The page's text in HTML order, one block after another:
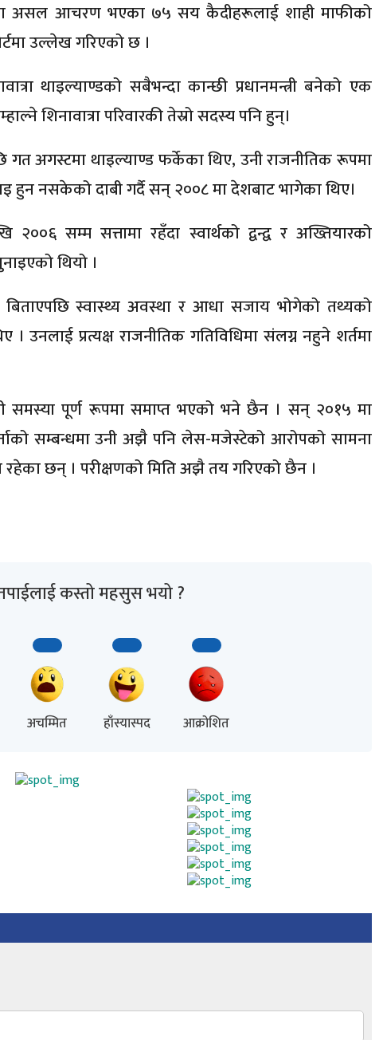
असल आचरण भएका ७५ सय कैदीहरूलाई शाही माफीको
उल्लेख गरिएको छ ।
थाइल्याण्डको सबैभन्दा कान्छी प्रधानमन्त्री बनेको एक
शिनावात्रा परिवारकी तेस्रो सदस्य पनि हुन्।
गत अगस्टमा थाइल्याण्ड फर्केका थिए, उनी राजनीतिक रूपमा
हुन नसकेको दाबी गर्दै सन् २००८ मा देशबाट भागेका थिए।
सम्म सत्तामा रहँदा स्वार्थको द्वन्द्व र अख्तियारको
थियो ।
बिताएपछि स्वास्थ्य अवस्था र आधा सजाय भोगेको तथ्यको
उनलाई प्रत्यक्ष राजनीतिक गतिविधिमा संलग्न नहुने शर्तमा
समस्या पूर्ण रूपमा समाप्त भएको भने छैन । सन् २०१५ मा
सम्बन्धमा उनी अझै पनि लेस-मजेस्टेको आरोपको सामना
छन् । परीक्षणको मिति अझै तय गरिएको छैन ।
कस्तो महसुस भयो ?
अचम्मित हाँस्यास्पद आक्रोशित